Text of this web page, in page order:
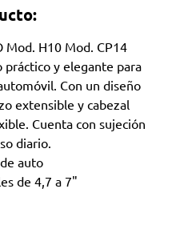
Mod. H10 Mod. CP14
práctico y elegante para
Con un diseño
extensible y cabezal
Cuenta con sujeción
diario.
auto
de 4,7 a 7"